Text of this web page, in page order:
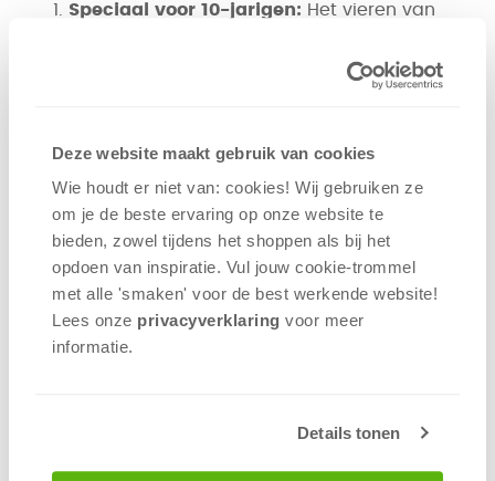
Deze website maakt gebruik van cookies
Wie houdt er niet van: cookies! Wij gebruiken ze
om je de beste ervaring op onze website te
bieden, zowel tijdens het shoppen als bij het
opdoen van inspiratie. Vul jouw cookie-trommel
met alle 'smaken' voor de best werkende website​!
Lees onze privacyverklaring voor meer
informatie.
Details tonen
Speciaal voor 10-jarigen: Het vieren van
gebeurtenis, en onze "Cadeaus 10 jaar"
categorie is speciaal ontworpen om dit
selectie bevat spellen en accessoires die
geschikt zijn voor kinderen van 10 jaar en
ouder, zodat het verjaardagsfeest een
plezierige ervaring wordt voor de jarige en
Creëer Vrolijke Herinneringen:
en avontuur brengt in het leven van de
jarige!